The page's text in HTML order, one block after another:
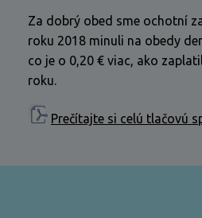
Za dobrý obed sme ochotní
roku 2018 minuli na obedy
co je o 0,20 € viac, ako
roku.
Prečítajte si celú tlačovú